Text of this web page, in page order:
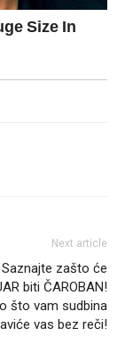
Next article
Saznajte zašto će
biti ČAROBAN!
što vam sudbina
vas bez reči!